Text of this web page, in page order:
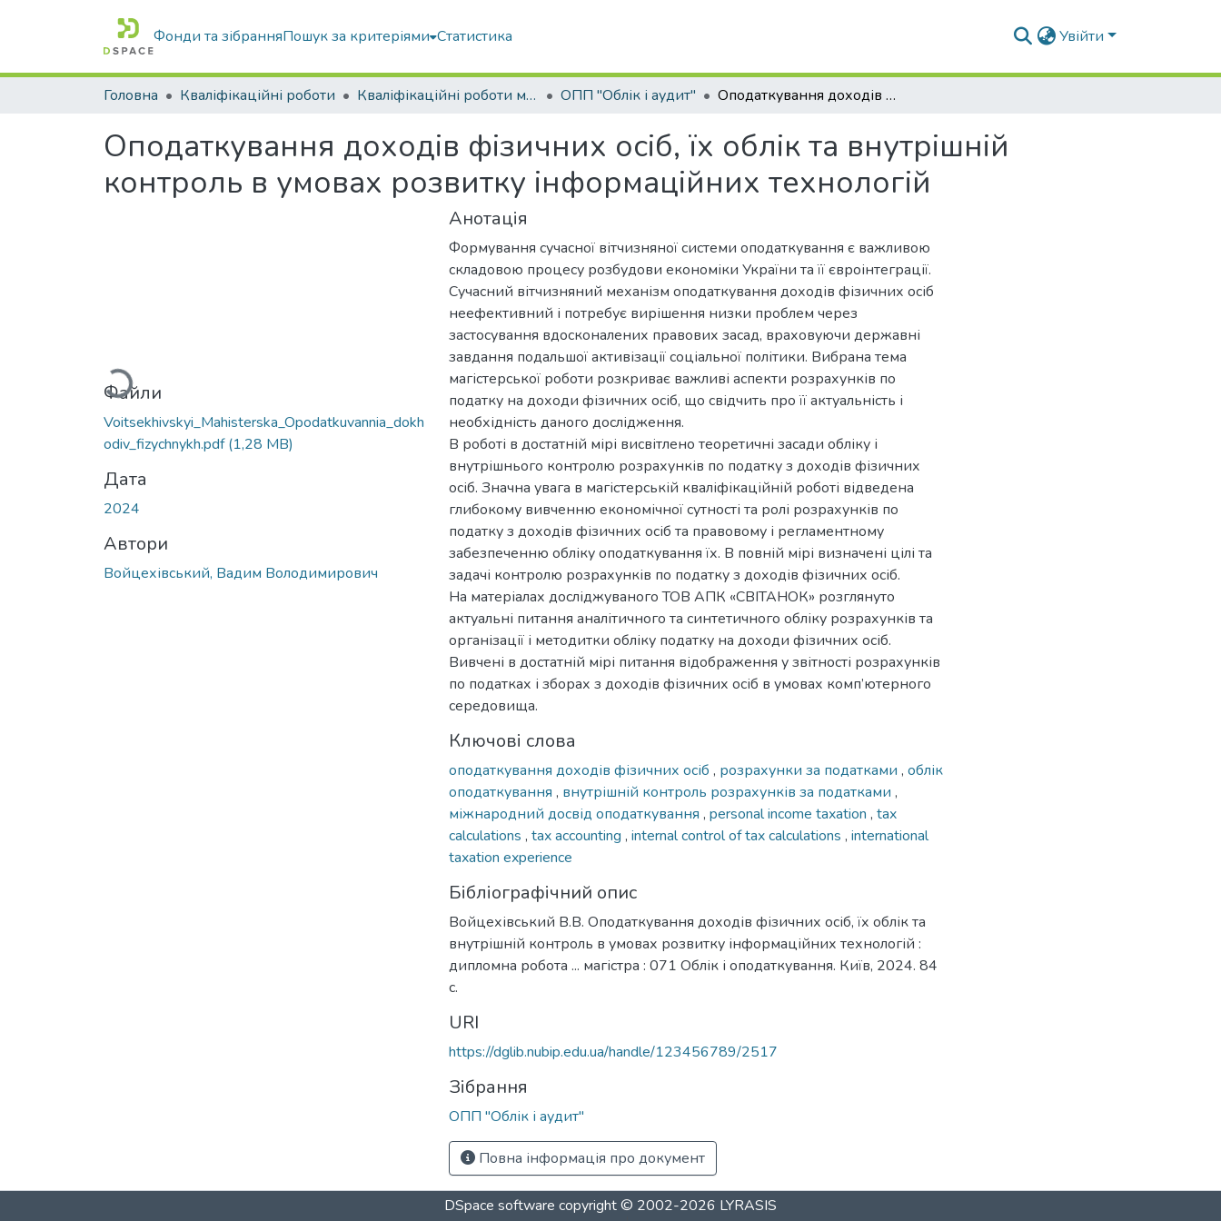
Фонди та зібранняПошук за критеріями Статистика Увійти
Головна Кваліфікаційні роботи Кваліфікаційні роботи магістрів ОПП "Облік і аудит" Оподаткування доходів фізичних осіб, їх облік та внутрішній контроль в умовах розвитку інформаційних технологій
Оподаткування доходів фізичних осіб, їх облік та внутрішній
контроль в умовах розвитку інформаційних технологій
Вантажиться...
Файли
Voitsekhivskyi_Mahisterska_Opodatkuvannia_dokh
odiv_fizychnykh.pdf(1,28 MB)
Дата
2024
Автори
Войцехівський, Вадим Володимирович
Анотація
Формування сучасної вітчизняної системи оподаткування є важливою
складовою процесу розбудови економіки України та її євроінтеграції.
Сучасний вітчизняний механізм оподаткування доходів фізичних осіб
неефективний і потребує вирішення низки проблем через
застосування вдосконалених правових засад, враховуючи державні
завдання подальшої активізації соціальної політики. Вибрана тема
магістерської роботи розкриває важливі аспекти розрахунків по
податку на доходи фізичних осіб, що свідчить про її актуальність і
необхідність даного дослідження.
В роботі в достатній мірі висвітлено теоретичні засади обліку і
внутрішнього контролю розрахунків по податку з доходів фізичних
осіб. Значна увага в магістерській кваліфікаційній роботі відведена
глибокому вивченню економічної сутності та ролі розрахунків по
податку з доходів фізичних осіб та правовому і регламентному
забезпеченню обліку оподаткування їх. В повній мірі визначені цілі та
задачі контролю розрахунків по податку з доходів фізичних осіб.
На матеріалах досліджуваного ТОВ АПК «СВІТАНОК» розглянуто
актуальні питання аналітичного та синтетичного обліку розрахунків та
організації і методитки обліку податку на доходи фізичних осіб.
Вивчені в достатній мірі питання відображення у звітності розрахунків
по податках і зборах з доходів фізичних осіб в умовах комп’ютерного
середовища.
Ключові слова
оподаткування доходів фізичних осіб , розрахунки за податками , облік
оподаткування , внутрішній контроль розрахунків за податками ,
міжнародний досвід оподаткування , personal income taxation , tax
calculations , tax accounting , internal control of tax calculations , international
taxation experience
Бібліографічний опис
Войцехівський В.В. Оподаткування доходів фізичних осіб, їх облік та
внутрішній контроль в умовах розвитку інформаційних технологій :
дипломна робота ... магістра : 071 Облік і оподаткування. Київ, 2024. 84
с.
URI
https://dglib.nubip.edu.ua/handle/123456789/2517
Зібрання
ОПП "Облік і аудит"
Повна інформація про документ
DSpace software copyright © 2002-2026 LYRASIS